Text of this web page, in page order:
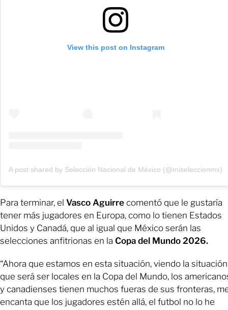
View this post on Instagram
A post shared by Selección Nacional de México (@miseleccionmx)
Para terminar, el Vasco Aguirre comentó que le gustaría
tener más jugadores en Europa, como lo tienen Estados
Unidos y Canadá, que al igual que México serán las
selecciones anfitrionas en la Copa del Mundo 2026.
“Ahora que estamos en esta situación, viendo la situación
que será ser locales en la Copa del Mundo, los
y canadienses tienen muchos fueras de sus fronteras,
encanta que los jugadores estén allá, el futbol no lo he